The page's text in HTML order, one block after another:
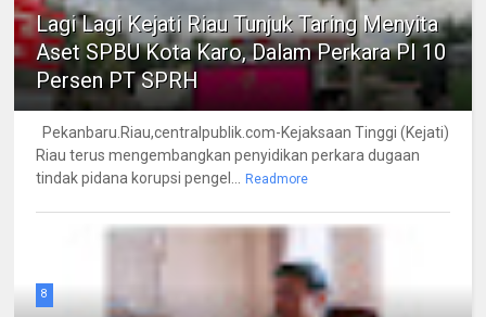
Lagi Lagi Kejati Riau Tunjuk Taring Menyita
Aset SPBU Kota Karo, Dalam Perkara PI 10
Persen PT SPRH
Pekanbaru.Riau,centralpublik.com-Kejaksaan Tinggi (Kejati)
Riau terus mengembangkan penyidikan perkara dugaan
tindak pidana korupsi pengel...
Readmore
8